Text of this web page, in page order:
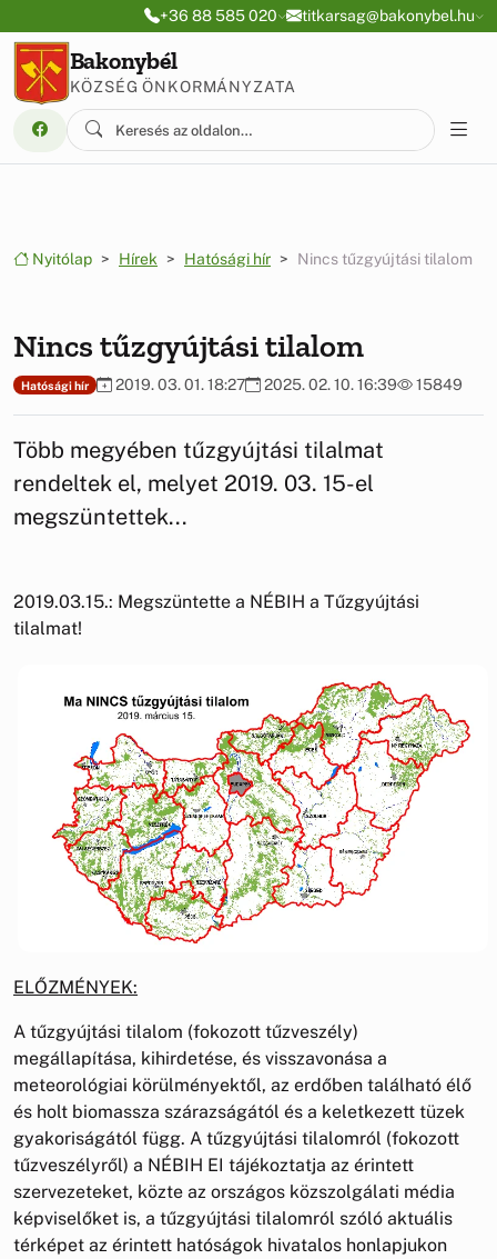
Ugrás a menüre
Ugrás a tartalomra+36 88 585 020 titkarsag@bakonybel.hu
Bakonybél
KÖZSÉG ÖNKORMÁNYZATA
Nyitólap Hírek Hatósági hír Nincs tűzgyújtási tilalom
Nincs tűzgyújtási tilalom
Hatósági hír 2019. 03. 01. 18:27 2025. 02. 10. 16:39 15849
Több megyében tűzgyújtási tilalmat
rendeltek el, melyet 2019. 03. 15-el
megszüntettek...
2019.03.15.: Megszüntette a NÉBIH a Tűzgyújtási
tilalmat!
ELŐZMÉNYEK:
A tűzgyújtási tilalom (fokozott tűzveszély)
megállapítása, kihirdetése, és visszavonása a
meteorológiai körülményektől, az erdőben található élő
és holt biomassza szárazságától és a keletkezett tüzek
gyakoriságától függ. A tűzgyújtási tilalomról (fokozott
tűzveszélyről) a NÉBIH EI tájékoztatja az érintett
szervezeteket, közte az országos közszolgálati média
képviselőket is, a tűzgyújtási tilalomról szóló aktuális
térképet az érintett hatóságok hivatalos honlapjukon